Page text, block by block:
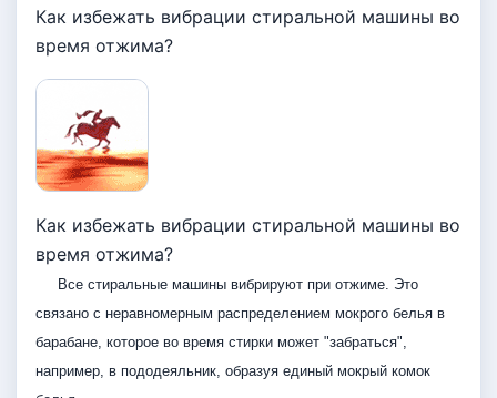
Как избежать вибрации стиральной машины во
время отжима?
Как избежать вибрации стиральной машины во
время отжима?
Все стиральные машины вибрируют при отжиме. Это
связано с неравномерным распределением мокрого белья в
барабане, которое во время стирки может "забраться",
например, в пододеяльник, образуя единый мокрый комок